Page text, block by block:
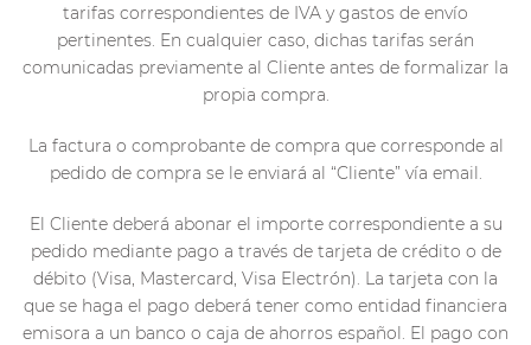
tarifas correspondientes de IVA y gastos de envío
pertinentes. En cualquier caso, dichas tarifas serán
comunicadas previamente al Cliente antes de formalizar la
propia compra.
La factura o comprobante de compra que corresponde al
pedido de compra se le enviará al “Cliente” vía email.
El Cliente deberá abonar el importe correspondiente a su
pedido mediante pago a través de tarjeta de crédito o de
débito (Visa, Mastercard, Visa Electrón). La tarjeta con la
que se haga el pago deberá tener como entidad financiera
emisora a un banco o caja de ahorros español. El pago con